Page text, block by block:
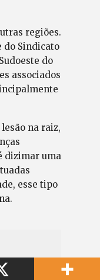
regiões.
do Sindicato
do
associados
na raiz,
dizimar uma
esse tipo
do